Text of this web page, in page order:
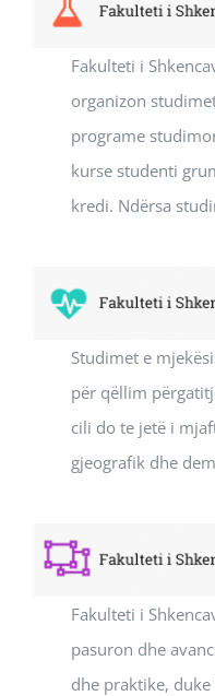
Fakulteti i
organizon
programe
kurse studenti
kredi. Ndërsa
Studimet e
për qëllim
cili do te jetë i
gjeografik dhe
Fakulteti i
pasuron dhe
dhe praktike,